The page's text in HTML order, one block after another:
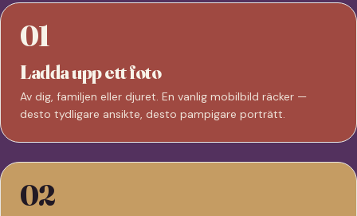
01
Ladda upp ett foto
Av dig, familjen eller djuret. En vanlig mobilbild räcker —
desto tydligare ansikte, desto pampigare porträtt.
02